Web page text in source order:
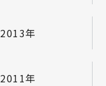
2013年
2011年